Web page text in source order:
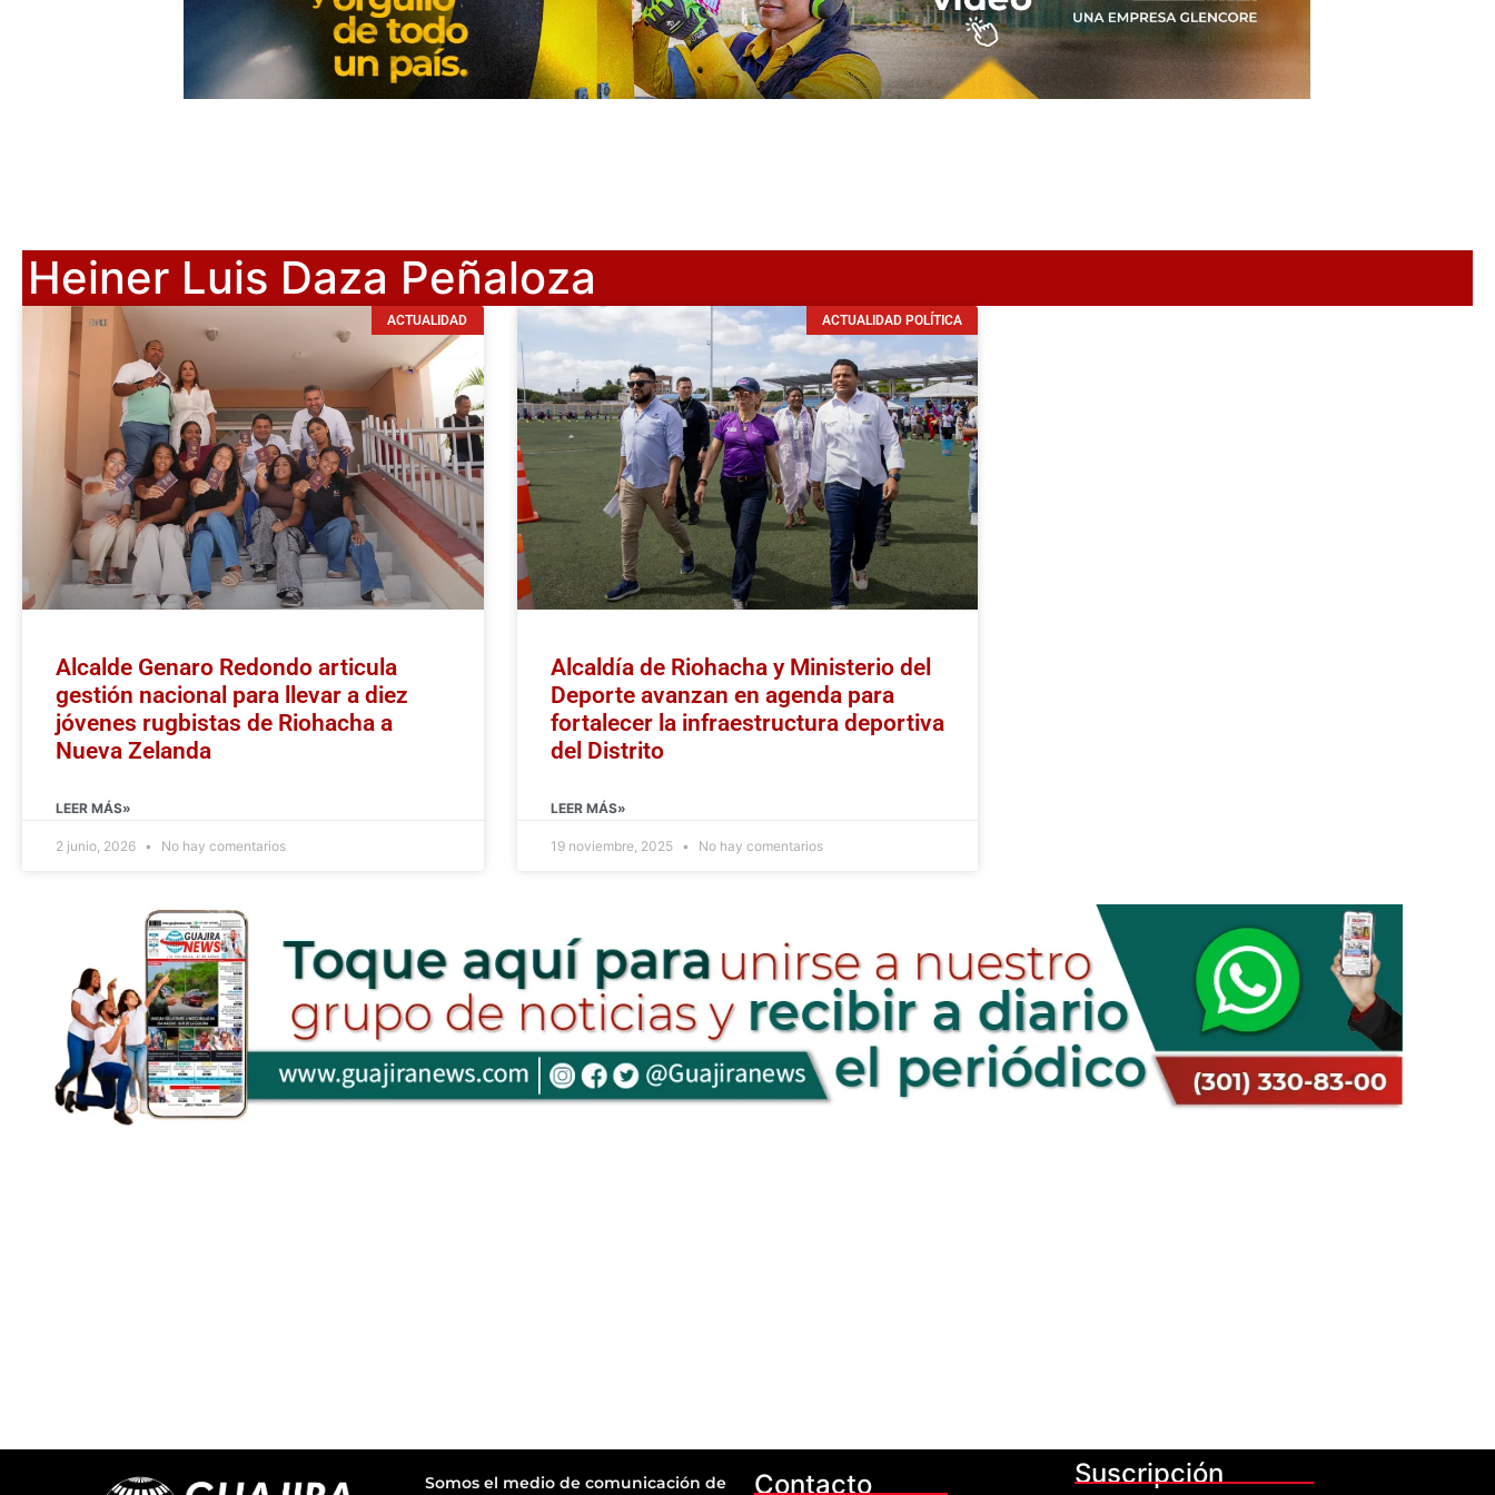
Heiner Luis Daza Peñaloza
ACTUALIDAD
Alcalde Genaro Redondo articula
gestión nacional para llevar a diez
jóvenes rugbistas de Riohacha a
Nueva Zelanda
LEER MÁS»
2 junio, 2026 No hay comentarios
ACTUALIDAD POLÍTICA
Alcaldía de Riohacha y Ministerio del
Deporte avanzan en agenda para
fortalecer la infraestructura deportiva
del Distrito
LEER MÁS»
19 noviembre, 2025 No hay comentarios
Somos el medio de comunicación de Contacto Suscripción